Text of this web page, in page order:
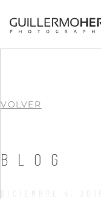
VOLVER
BLOG
DICIEMBRE 4, 2015